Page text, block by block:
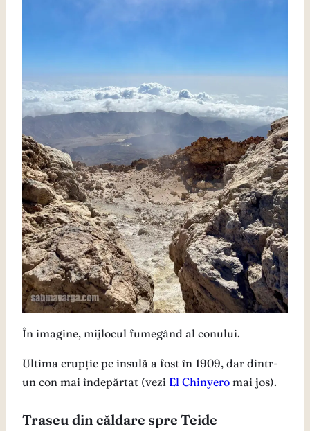
În imagine, mijlocul fumegând al conului.
Ultima erupție pe insulă a fost în 1909, dar dintr-
un con mai îndepărtat (vezi El Chinyero mai jos).
Traseu din căldare spre Teide